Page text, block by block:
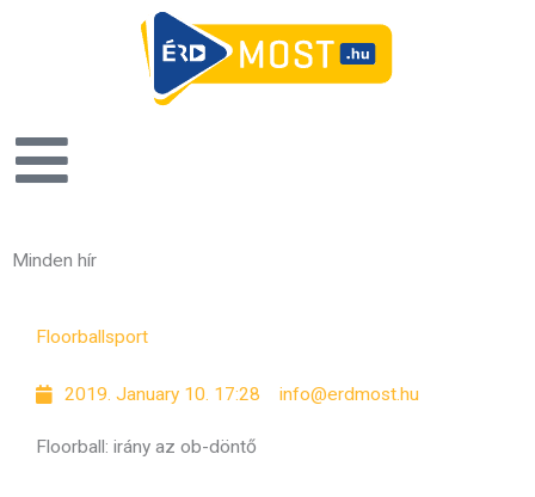
Minden hír
Floorballsport
2019. January 10. 17:28 info@erdmost.hu
Floorball: irány az ob-döntő
a
a
a